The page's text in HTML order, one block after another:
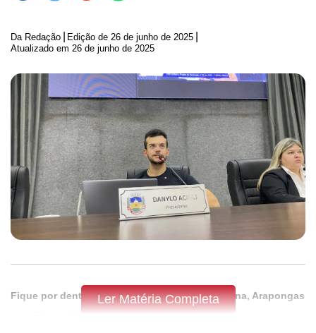
Da Redação Edição de 26 de junho de 2025
Atualizado em 26 de junho de 2025
Fique por dentro do que acontece em Apucarana, Arapongas
assine a Tribuna do Norte.
Ler Matéria Completa